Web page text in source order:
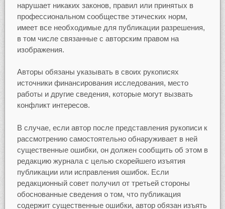
нарушает никаких законов, правил или принятых в
профессиональном сообществе этических норм,
имеет все необходимые для публикации разрешения,
в том числе связанные с авторским правом на
изображения.
Авторы обязаны указывать в своих рукописях
источники финансирования исследования, место
работы и другие сведения, которые могут вызвать
конфликт интересов.
В случае, если автор после представления рукописи к
рассмотрению самостоятельно обнаруживает в ней
существенные ошибки, он должен сообщить об этом в
редакцию журнала с целью скорейшего изъятия
публикации или исправления ошибок. Если
редакционный совет получил от третьей стороны
обоснованные сведения о том, что публикация
содержит существенные ошибки, автор обязан изъять